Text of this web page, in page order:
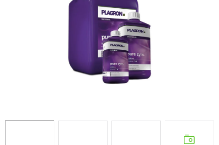
SMARTER GARTEN
Kaufberatung AGB
Datenschutzerklärung Impressum